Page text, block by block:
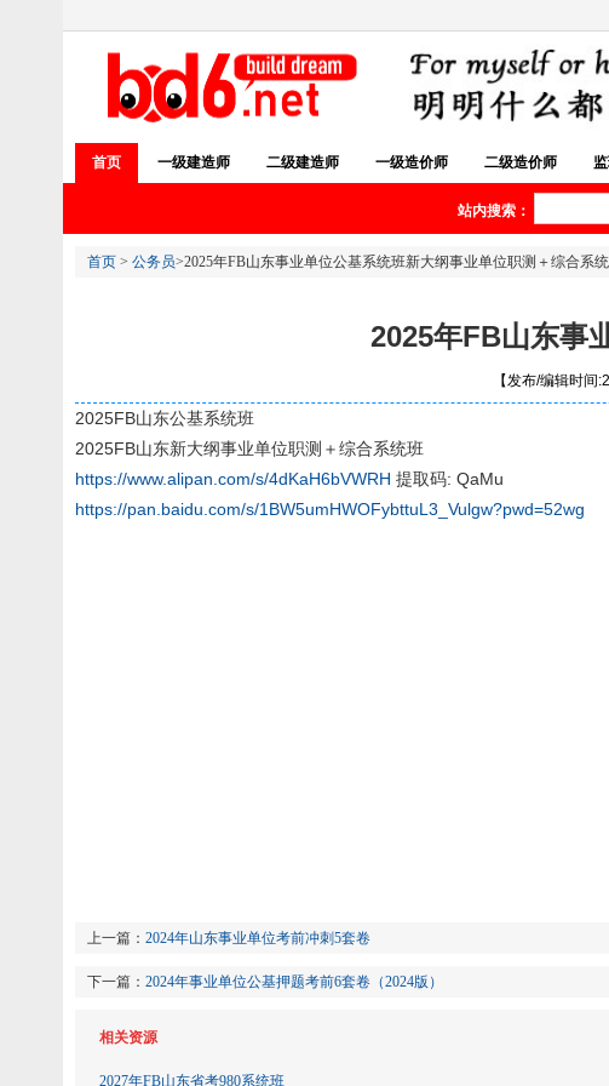
首页 一级建造师 二级建造师 一级造价师 二级造价师
站内搜索：
首页 > 公务员>2025年FB山东事业单位公基系统班新大纲事业单位职测＋综合系
2025年FB山东事
【发布/编辑时
2025FB山东公基系统班
2025FB山东新大纲事业单位职测＋综合系统班
https://www.alipan.com/s/4dKaH6bVWRH 提取码: QaMu
https://pan.baidu.com/s/1BW5umHWOFybttuL3_Vulgw?pwd=52wg
上一篇： 2024年山东事业单位考前冲刺5套卷
下一篇： 2024年事业单位公基押题考前6套卷（2024版）
相关资源
2027年FB山东省考980系统班